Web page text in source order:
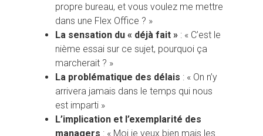
propre bureau, et vous voulez me mettre
dans une Flex Office ? »
La sensation du « déjà fait » : « C’est le
nième essai sur ce sujet, pourquoi ça
marcherait ? »
La problématique des délais : « On n’y
arrivera jamais dans le temps qui nous
est imparti »
L’implication et l’exemplarité des
managers : « Moi je veux bien mais les